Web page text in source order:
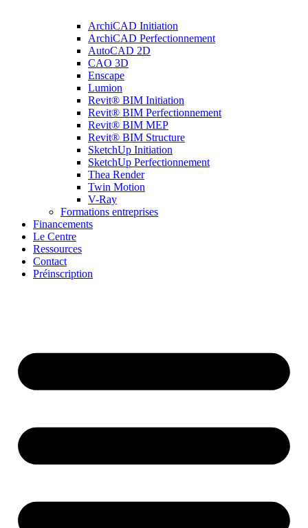
ArchiCAD Initiation
ArchiCAD Perfectionnement
AutoCAD 2D
CAO 3D
Enscape
Lumion
Revit® BIM Initiation
Revit® BIM Perfectionnement
Revit® BIM MEP
Revit® BIM Structure
SketchUp Initiation
SketchUp Perfectionnement
Thea Render
Twin Motion
V-Ray
Formations entreprises
Financements
Le Centre
Ressources
Contact
Préinscription